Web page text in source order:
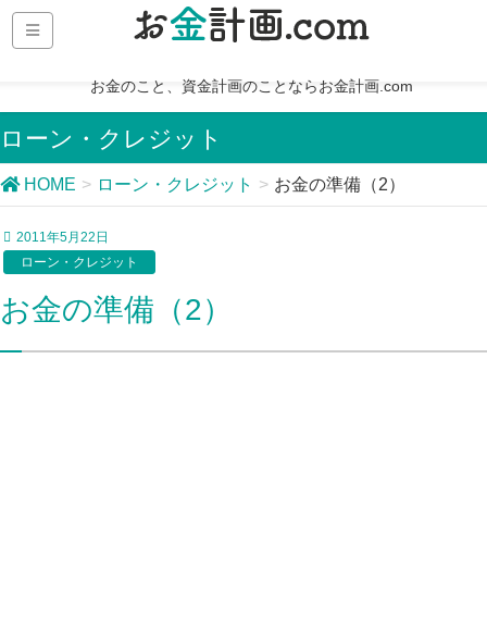
お金のこと、資金計画のことならお金計画.com
ローン・クレジット
HOME ローン・クレジット お金の準備（2）
2011年5月22日
ローン・クレジット
お金の準備（2）